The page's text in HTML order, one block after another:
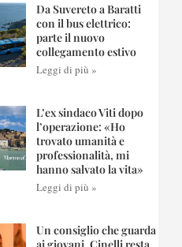
Da Suvereto a Baratti
con il bus elettrico:
parte il nuovo
collegamento estivo
Leggi di più »
L’ex sindaco Viti dopo
l’operazione: «Ho
trovato umanità e
professionalità, mi
hanno salvato la vita»
Leggi di più »
Un consiglio che guarda